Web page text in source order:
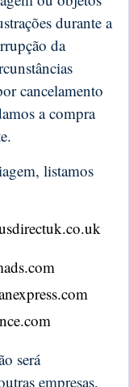
durante a
da
cancelamento
a compra
listamos
será
empresas.